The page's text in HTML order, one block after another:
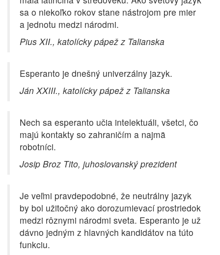
sa o niekoľko rokov stane nástrojom pre mier
a jednotu medzi národmi.
Pius XII., katolícky pápež z Talianska
Esperanto je dnešný univerzálny jazyk.
Ján XXIII., katolícky pápež z Talianska
Nech sa esperanto učia intelektuáli, všetci, čo
majú kontakty so zahraničím a najmä
robotníci.
Josip Broz Tito, juhoslovanský prezident
Je veľmi pravdepodobné, že neutrálny jazyk
by bol užitočný ako dorozumievací prostriedok
medzi rôznymi národmi sveta. Esperanto je už
dávno jedným z hlavných kandidátov na túto
funkciu.